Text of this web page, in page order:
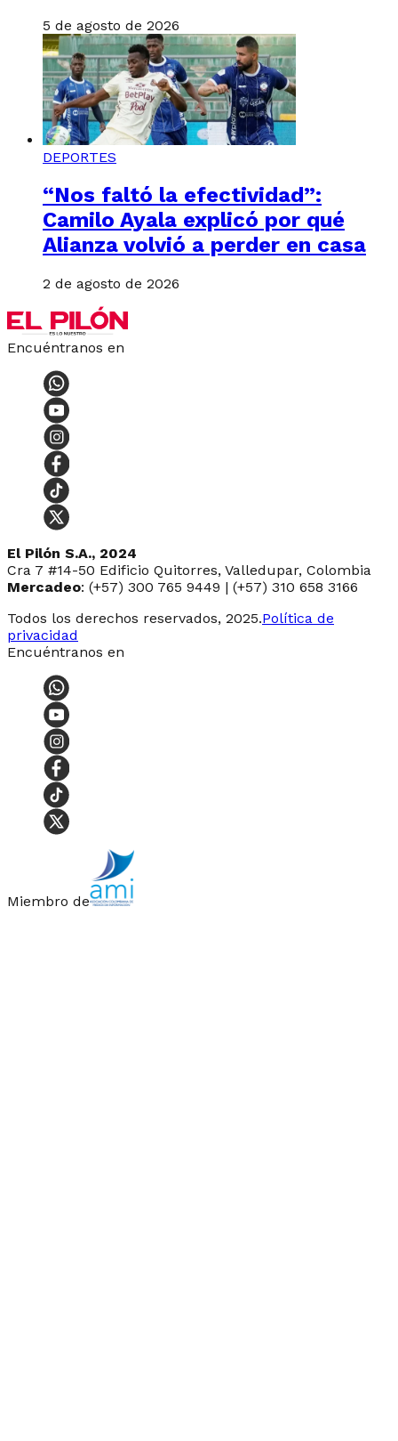
5 de agosto de 2026
DEPORTES
“Nos faltó la efectividad”:
Camilo Ayala explicó por qué
Alianza volvió a perder en casa
2 de agosto de 2026
Encuéntranos en
El Pilón S.A., 2024
Cra 7 #14-50 Edificio Quitorres, Valledupar, Colombia
Mercadeo: (+57) 300 765 9449 | (+57) 310 658 3166
Todos los derechos reservados, 2025.Política de
privacidad
Encuéntranos en
Miembro de